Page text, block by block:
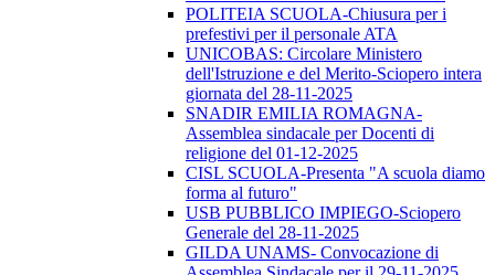
POLITEIA SCUOLA-Chiusura per i
prefestivi per il personale ATA
UNICOBAS: Circolare Ministero
dell'Istruzione e del Merito-Sciopero intera
giornata del 28-11-2025
SNADIR EMILIA ROMAGNA-
Assemblea sindacale per Docenti di
religione del 01-12-2025
CISL SCUOLA-Presenta "A scuola diamo
forma al futuro"
USB PUBBLICO IMPIEGO-Sciopero
Generale del 28-11-2025
GILDA UNAMS- Convocazione di